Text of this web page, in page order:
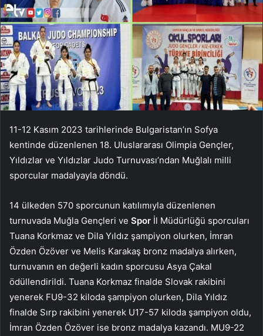
11-12 Kasım 2023 tarihlerinde Bulgaristan’ın Sofya
kentinde düzenlenen 18. Uluslararası Olimpia Gençler,
Yıldızlar ve Yıldızlar Judo Turnuvası’ndan Muğlalı milli
sporcular madalyayla döndü.
14 ülkeden 570 sporcunun katılımıyla düzenlenen
turnuvada Muğla Gençleri ve Spor İl Müdürlüğü sporcuları
Tuana Korkmaz ve Dila Yıldız şampiyon olurken, İmran
Özden Özöver ve Melis Karakaş bronz madalya alırken,
turnuvanın en değerli kadın sporcusu Asya Çakal
ödüllendirildi. Tuana Korkmaz finalde Slovak rakibini
yenerek FU9-32 kiloda şampiyon olurken, Dila Yıldız
finalde Sırp rakibini yenerek U17-57 kiloda şampiyon oldu,
İmran Özden Özöver ise bronz madalya kazandı. MU9-22